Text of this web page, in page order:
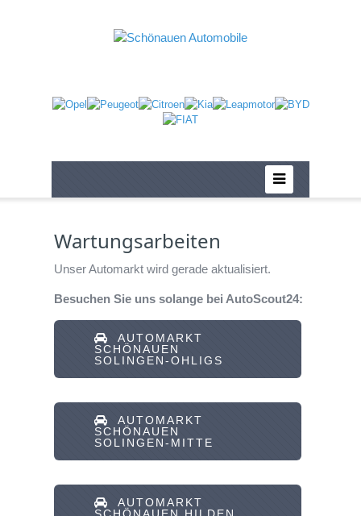
Wartungsarbeiten
Unser Automarkt wird gerade aktualisiert.
Besuchen Sie uns solange bei AutoScout24:
AUTOMARKT
SCHÖNAUEN
SOLINGEN-OHLIGS
AUTOMARKT
SCHÖNAUEN
SOLINGEN-MITTE
AUTOMARKT